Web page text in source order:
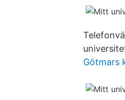
Götmars